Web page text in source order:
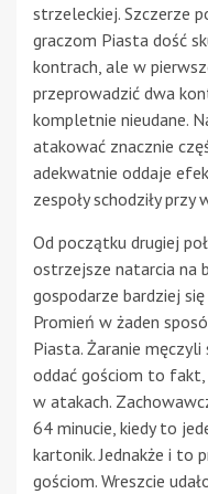
strzeleckiej. Szczerze
graczom Piasta dość
kontrach, ale w
przeprowadzić dwa
kompletnie nieudane.
atakować znacznie
adekwatnie oddaje
zespoły schodziły przy
Od początku drugiej
ostrzejsze natarcia na
gospodarze bardziej
Promień w żaden
Piasta. Żaranie
oddać gościom to fakt,
w atakach.
64 minucie, kiedy to
kartonik. Jednakże i to
gościom. Wreszcie